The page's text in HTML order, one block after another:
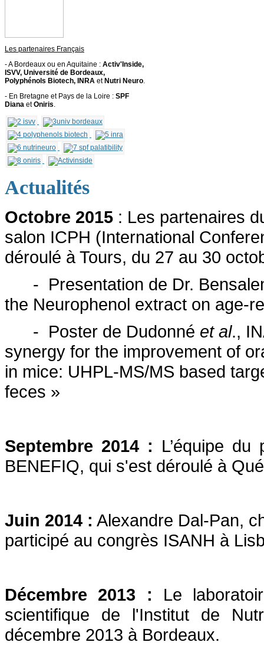
Les partenaires Français
- A Bordeaux ou en Aquitaine : Activ'Inside,
ISVV, Université de Bordeaux,
Polyphénols Biotech, INRA et Nutri Neuro.
- En Bretagne et Pays de la Loire : SPF
Diana etOniris.
Actualités
Octobre 2015 : Les partenaires
salon ICPH (International
déroulé à Tours, du 27 au 30
- Presentation de Dr.
the Neurophenol extract on age-
- Poster de Dudonné et al.,
synergy for the improvement of
in mice: UHPL-MS/MS based
feces »
Septembre 2014 : L’équipe
BENEFIQ, qui s'est déroulé à
Juin 2014 : Alexandre Dal-Pan,
participé au congrès ISANH à
Décembre 2013 : Le
scientifique de l'Institut de
décembre 2013 à Bordeaux.